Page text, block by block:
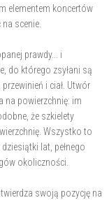
elementem koncertów
scenie.
prawdy... i
do którego zsyłani są
i ciał. Utwór
na powierzchnię: im
że szkielety
Wszystko to
lat, pełnego
okoliczności.
swoją pozycję na